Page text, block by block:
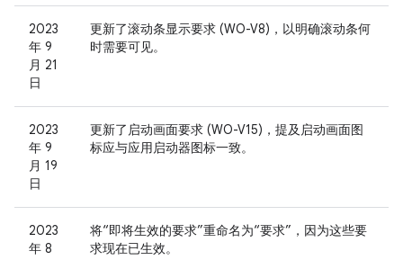
2023
年 9
月 21
日
更新了滚动条显示要求 (WO-V8)，以明确滚动条何
时需要可见。
2023
年 9
月 19
日
更新了启动画面要求 (WO-V15)，提及启动画面图
标应与应用启动器图标一致。
2023
年 8
将“即将生效的要求”重命名为“要求”，因为这些要
求现在已生效。